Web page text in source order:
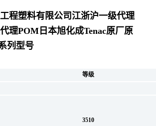
程塑料有限公司江浙沪一级代理
理POM日本旭化成Tenac原厂原
列型号
等级
3510